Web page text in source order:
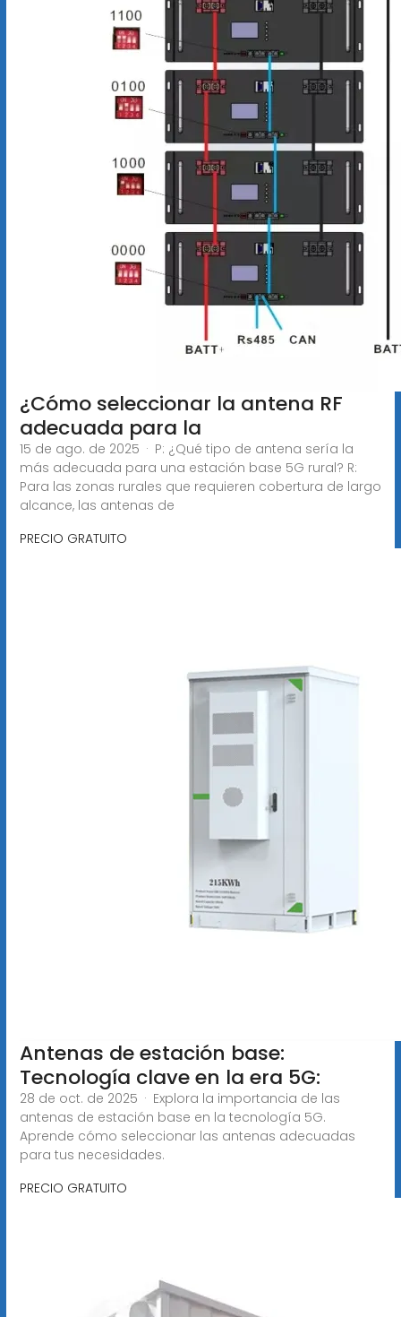
¿Cómo seleccionar la antena RF
adecuada para la
15 de ago. de 2025 · P: ¿Qué tipo de antena sería la
más adecuada para una estación base 5G rural? R:
Para las zonas rurales que requieren cobertura de largo
alcance, las antenas de
PRECIO GRATUITO
Antenas de estación base:
Tecnología clave en la era 5G:
28 de oct. de 2025 · Explora la importancia de las
antenas de estación base en la tecnología 5G.
Aprende cómo seleccionar las antenas adecuadas
para tus necesidades.
PRECIO GRATUITO